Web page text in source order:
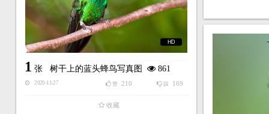
HD
1 张 树干上的蓝头蜂鸟写真图 861
2020-11-27 踩 169
赞 210
收藏